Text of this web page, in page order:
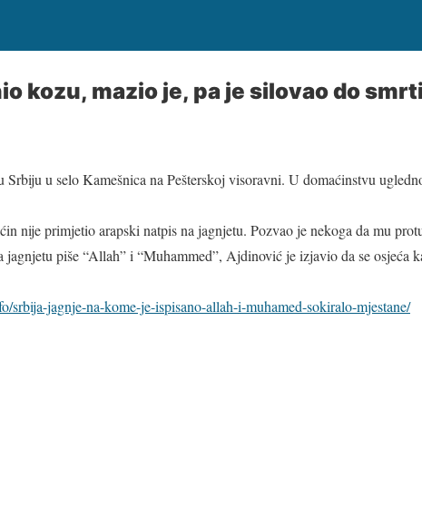
kozu, mazio je, pa je silovao do
u selo Kamešnica na Pešterskoj visoravni. U domaćinstvu
nije primjetio arapski natpis na jagnjetu. Pozvao je nekoga da mu
jagnjetu piše “Allah” i “Muhammed”, Ajdinović je izjavio da se osjeća
srbija-jagnje-na-kome-je-ispisano-allah-i-muhamed-sokiralo-mjestane/